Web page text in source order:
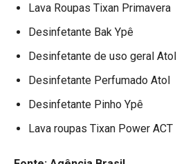
Lava Roupas Tixan Primavera
Desinfetante Bak Ypê
Desinfetante de uso geral Atol
Desinfetante Perfumado Atol
Desinfetante Pinho Ypê
Lava roupas Tixan Power ACT